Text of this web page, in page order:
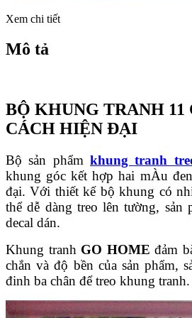
Xem chi tiết
Mô tả
BỘ KHUNG TRANH 11
CÁCH HIỆN ĐẠI
Bộ sản phẩm khung tranh
khung góc kết hợp hai mÀu
đại. Với thiết kế bộ khung có
thể dễ dàng treo lên tường, sản
decal dán.
Khung tranh GO HOME đảm
chắn và độ bền của sản phẩm,
đinh ba chân để treo khung tranh.